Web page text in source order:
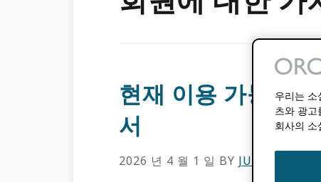
현재 이용 가능 :
서
2026 년 4 월 1 일 BY JULIE PETRO
우리는
츠와 광
회사의 소